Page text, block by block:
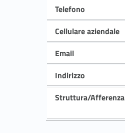
Telefono
Cellulare aziendale
Email
Indirizzo
Struttura/Afferenza